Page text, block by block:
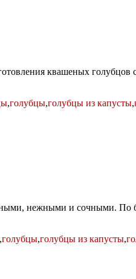
квашеных
,голубцы,голубцы из капусты,
нежными и сочными.
,голубцы,голубцы из капусты,